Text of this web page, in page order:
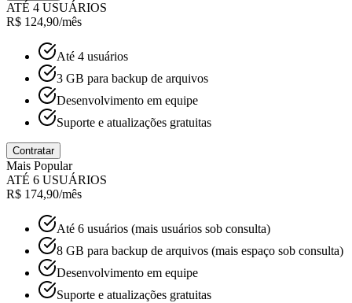
ATÉ 4 USUÁRIOS
R$ 124,90/mês
Até 4 usuários
3 GB para backup de arquivos
Desenvolvimento em equipe
Suporte e atualizações gratuitas
Contratar
Mais Popular
ATÉ 6 USUÁRIOS
R$ 174,90/mês
Até 6 usuários (mais usuários sob consulta)
8 GB para backup de arquivos (mais espaço sob consulta)
Desenvolvimento em equipe
Suporte e atualizações gratuitas